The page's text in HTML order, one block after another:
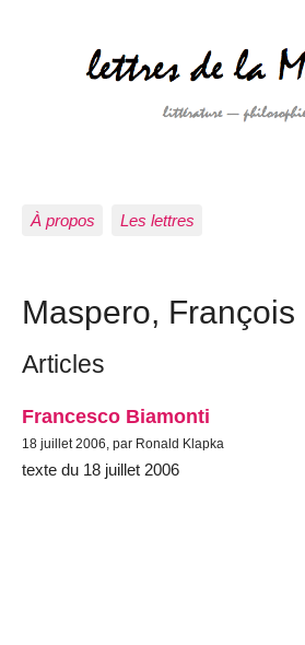
À propos Les lettres
Maspero, François
Articles
Francesco Biamonti
18 juillet 2006, par Ronald Klapka
texte du 18 juillet 2006